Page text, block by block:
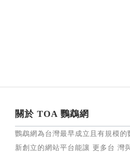
關於 TOA 鸚鵡網
鸚鵡網為台灣最早成立且有規模
新創立的網站平台能讓 更多台 灣